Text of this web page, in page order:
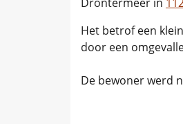
Het betrof een
door een
De bewoner werd